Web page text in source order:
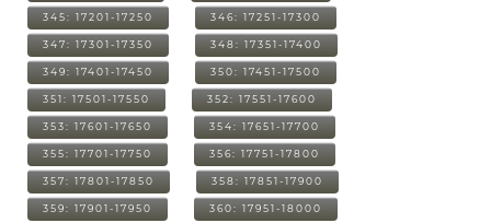
345: 17201-17250 346: 17251-17300
347: 17301-17350 348: 17351-17400
349: 17401-17450 350: 17451-17500
351: 17501-17550 352: 17551-17600
353: 17601-17650 354: 17651-17700
355: 17701-17750 356: 17751-17800
357: 17801-17850 358: 17851-17900
359: 17901-17950 360: 17951-18000